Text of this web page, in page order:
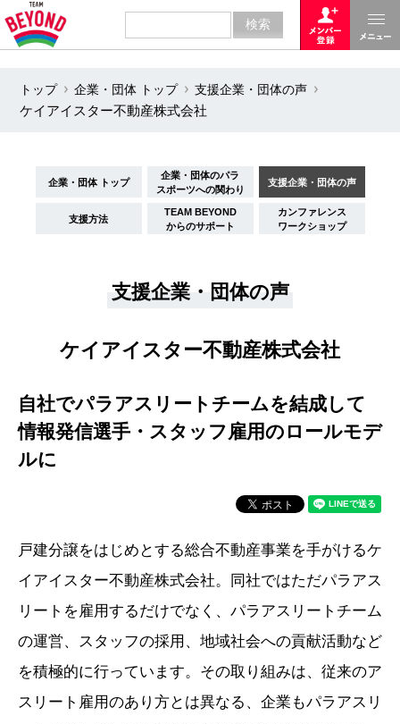
トップ 企業・団体 トップ
支援企業・団体の声
ケイアイスター不動産株式会社
企業・団体 トップ
企業・団体のパラ
スポーツへの関わり
支援企業・団体の声
支援方法
TEAM BEYOND
からのサポート
カンファレンス
ワークショップ
支援企業・団体の声
ケイアイスター不動産株式会社
自社でパラアスリートチームを結成して
情報発信選手・スタッフ雇用のロールモデ
ルに
戸建分譲をはじめとする総合不動産事業を手がけるケ
イアイスター不動産株式会社。同社ではただパラアス
リートを雇用するだけでなく、パラアスリートチーム
の運営、スタッフの採用、地域社会への貢献活動など
を積極的に行っています。その取り組みは、従来のア
スリート雇用のあり方とは異なる、企業もパラアスリ